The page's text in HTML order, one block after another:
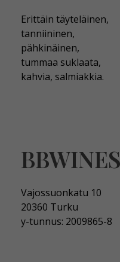
Erittäin täyteläinen,
tanniininen,
pähkinäinen,
tummaa suklaata,
kahvia, salmiakkia.
Vajossuonkatu 10
20360 Turku
y-tunnus: 2009865-8